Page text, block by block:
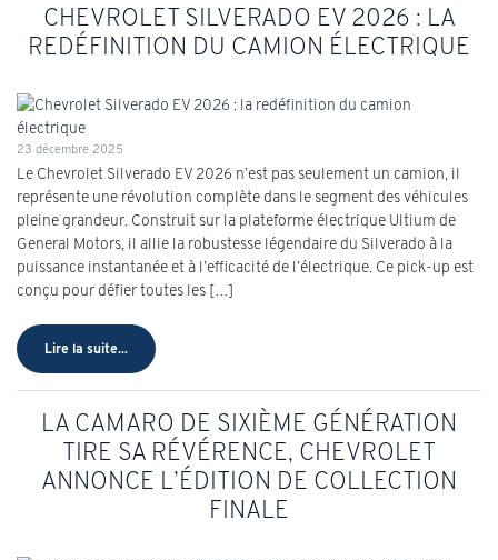
CHEVROLET SILVERADO EV 2026 : LA
REDÉFINITION DU CAMION ÉLECTRIQUE
23 décembre 2025
Le Chevrolet Silverado EV 2026 n’est pas seulement un camion, il
représente une révolution complète dans le segment des véhicules
pleine grandeur. Construit sur la plateforme électrique Ultium de
General Motors, il allie la robustesse légendaire du Silverado à la
puissance instantanée et à l’efficacité de l’électrique. Ce pick-up est
conçu pour défier toutes les […]
Lire la suite...
LA CAMARO DE SIXIÈME GÉNÉRATION
TIRE SA RÉVÉRENCE, CHEVROLET
ANNONCE L’ÉDITION DE COLLECTION
FINALE